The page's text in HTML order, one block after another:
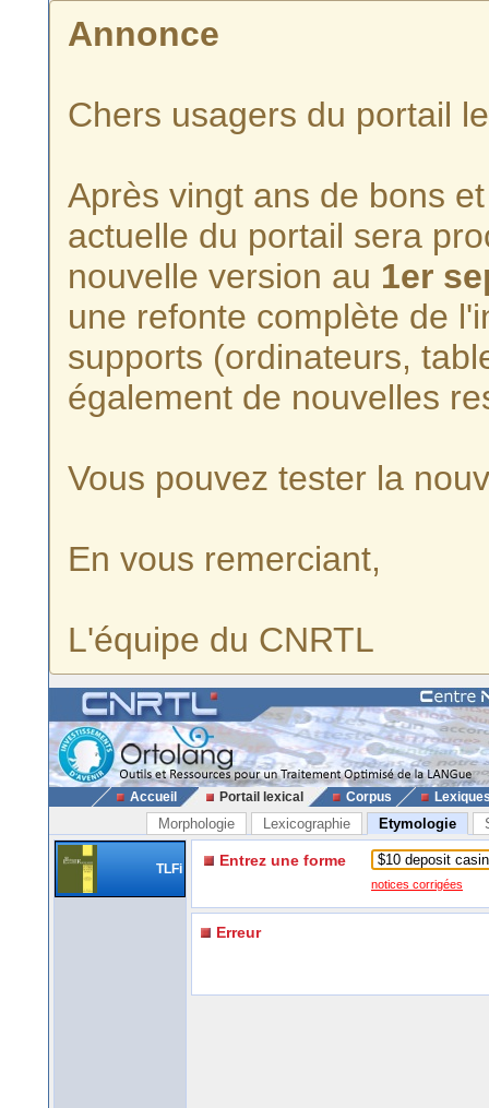
Annonce
Chers usagers du portail
Après vingt ans de bons
actuelle du portail sera
nouvelle version au 1er
une refonte complète de
supports (ordinateurs,
également de nouvelles
Vous pouvez tester la
En vous remerciant,
L'équipe du CNRTL
Accueil Portail lexical Corpus
Morphologie Lexicographie Etymologie
TLFi Entrez une forme
notices corrigées
Erreur